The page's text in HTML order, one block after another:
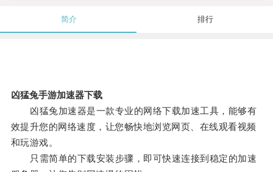
简介 排行
凶猛兔手游加速器下载
凶猛兔加速器是一款专业的网络下载加速工具，能够有
效提升您的网络速度，让您畅快地浏览网页、在线观看视频
和玩游戏。
只需简单的下载安装步骤，即可快速连接到稳定的加速